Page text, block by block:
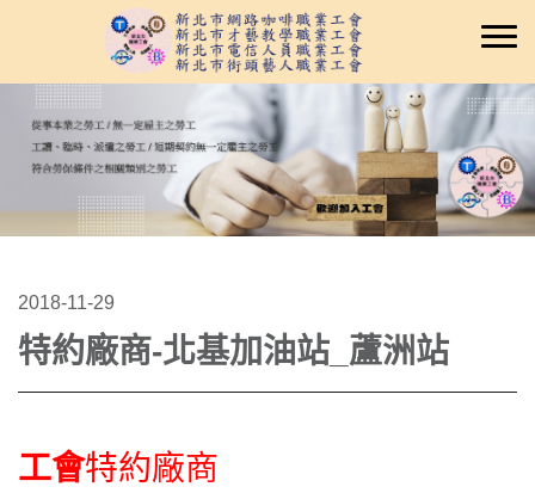
2018-11-29
特約廠商-北基加油站_蘆洲站
工會特約廠商